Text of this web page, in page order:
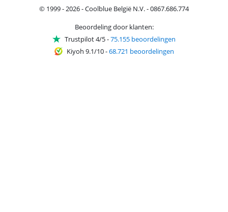
© 1999 - 2026 - Coolblue België N.V. - 0867.686.774
Beoordeling door klanten:
Trustpilot 4/5-75.155 beoordelingen
Kiyoh 9.1/10-68.721 beoordelingen